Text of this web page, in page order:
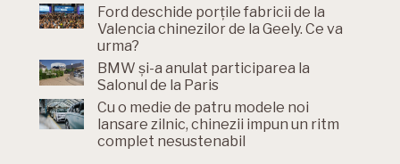
Ford deschide porțile fabricii de la
Valencia chinezilor de la Geely. Ce va
urma?
BMW și-a anulat participarea la
Salonul de la Paris
Cu o medie de patru modele noi
lansare zilnic, chinezii impun un ritm
complet nesustenabil